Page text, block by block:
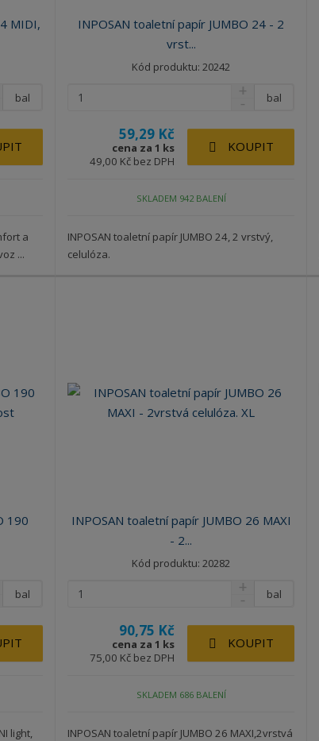
MIDI,
bal
a
...
INPOSAN toaletní papír JUMBO 24 - 2
vrst...
Kód produktu: 20242
59,29 Kč
cena za 1 ks
49,00 Kč bez DPH
bal
KOUPIT
SKLADEM 942 BALENÍ
INPOSAN toaletní papír JUMBO 24, 2 vrstvý,
celulóza.
190
bal
light,
INPOSAN toaletní papír JUMBO 26 MAXI
- 2...
Kód produktu: 20282
90,75 Kč
cena za 1 ks
75,00 Kč bez DPH
bal
KOUPIT
SKLADEM 686 BALENÍ
INPOSAN toaletní papír JUMBO 26 MAXI,2vrstvá